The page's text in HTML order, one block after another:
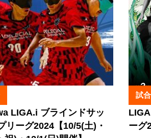
LIGA.i ブラインドサッ
リーグ2024【10/5(土)・
試
ーグ